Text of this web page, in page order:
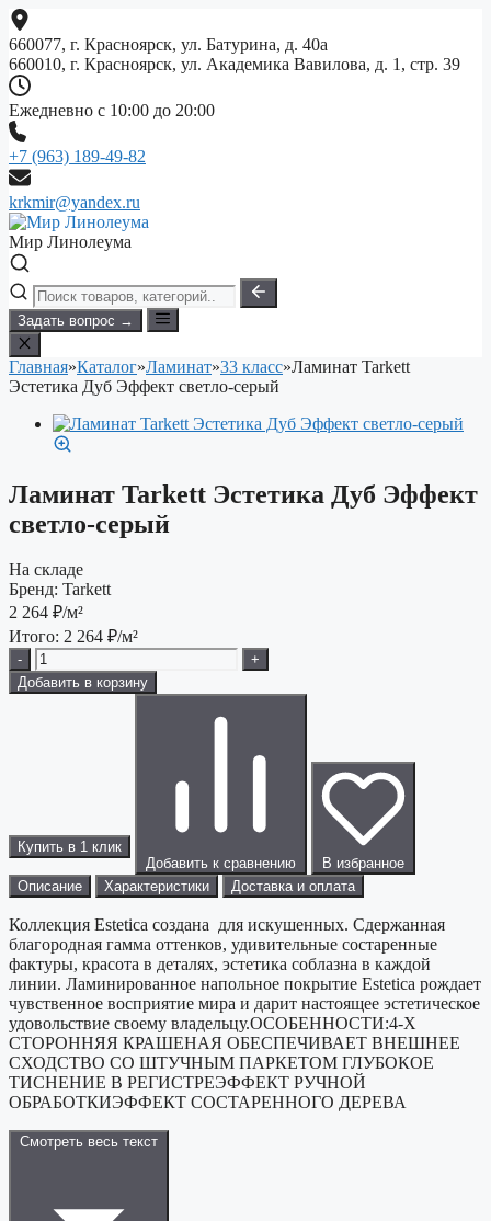
Перейти
к
содержимому
660077, г. Красноярск, ул. Батурина, д. 40а
660010, г. Красноярск, ул. Академика Вавилова, д. 1, стр. 39
Ежедневно с 10:00 до 20:00
+7 (963) 189-49-82
krkmir@yandex.ru
Мир Линолеума
Задать вопрос →
Главная»Каталог»Ламинат»33 класс»Ламинат Tarkett
Эстетика Дуб Эффект светло-серый
Ламинат Tarkett Эстетика Дуб Эффект
светло-серый
На складе
Бренд: Tarkett
2 264 ₽/м²
Итого: 2 264 ₽/м²
-
+
Добавить в корзину
Купить в 1 клик
Добавить к сравнению
В избранное
Описание
Характеристики Доставка и оплата
Коллекция Estetica создана для искушенных. Сдержанная
благородная гамма оттенков, удивительные состаренные
фактуры, красота в деталях, эстетика соблазна в каждой
линии. Ламинированное напольное покрытие Estetica рождает
чувственное восприятие мира и дарит настоящее эстетическое
удовольствие своему владельцу.ОСОБЕННОСТИ:4-Х
СТОРОННЯЯ КРАШЕНАЯ ОБЕСПЕЧИВАЕТ ВНЕШНЕЕ
СХОДСТВО СО ШТУЧНЫМ ПАРКЕТОМ ГЛУБОКОЕ
ТИСНЕНИЕ В РЕГИСТРЕЭФФЕКТ РУЧНОЙ
ОБРАБОТКИЭФФЕКТ СОСТАРЕННОГО ДЕРЕВА
Смотреть весь текст